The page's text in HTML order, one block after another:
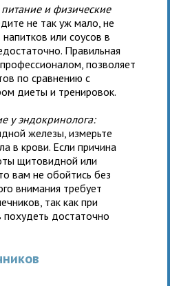
и физические
не так уж мало, не
или соусов в
Правильная
позволяет
по сравнению с
диеты и тренировок.
у эндокринолога:
железы, измерьте
в крови. Если причина
щитовидной или
вам не обойтись без
внимания требует
так как при
похудеть достаточно